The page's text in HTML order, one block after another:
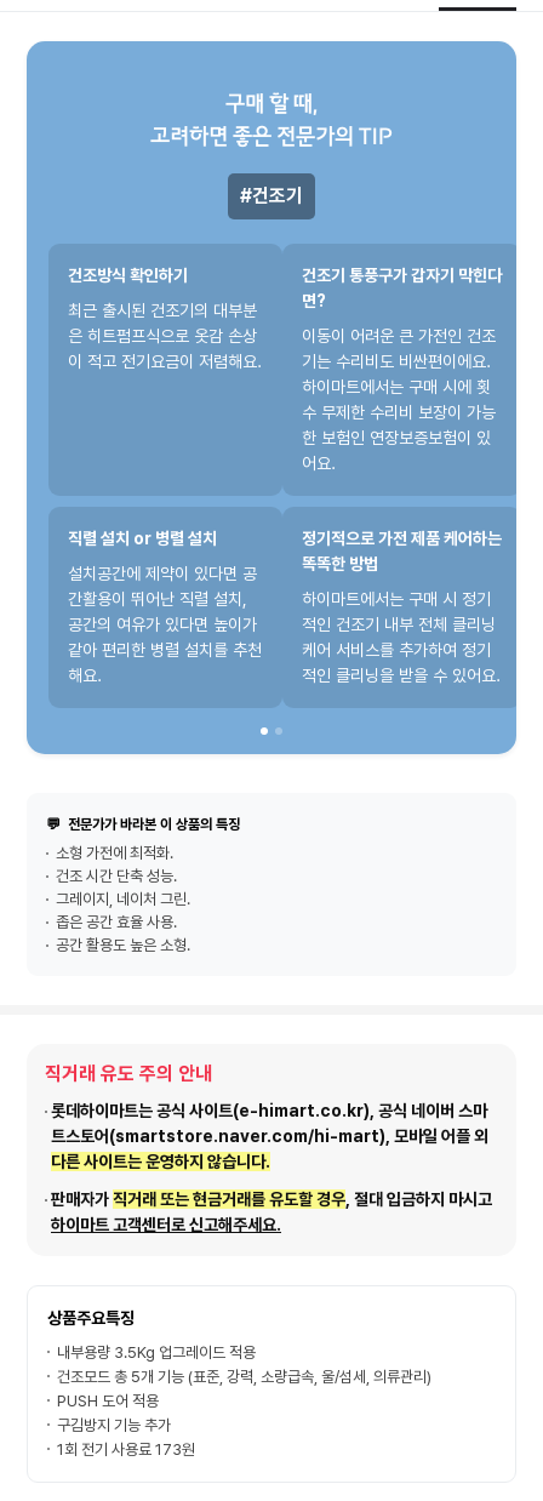
구매 할 때,
고려하면 좋은 전문가의 TIP
건조기
건조방식 확인하기
최근 출시된 건조기의 대부분
은 히트펌프식으로 옷감 손상
이 적고 전기요금이 저렴해요.
직렬 설치 or 병렬 설치
설치공간에 제약이 있다면 공
간활용이 뛰어난 직렬 설치,
공간의 여유가 있다면 높이가
같아 편리한 병렬 설치를 추천
해요.
건조기 통풍구가 갑자기 막힌다
면?
이동이 어려운 큰 가전인 건조
기는 수리비도 비싼편이에요.
하이마트에서는 구매 시에 횟
수 무제한 수리비 보장이 가능
한 보험인 연장보증보험이 있
어요.
정기적으로 가전 제품 케어하는
똑똑한 방법
하이마트에서는 구매 시 정기
적인 건조기 내부 전체 클리닝
케어 서비스를 추가하여 정기
적인 클리닝을 받을 수 있어요.
💬 전문가가 바라본 이 상품의 특징
소형 가전에 최적화.
건조 시간 단축 성능.
그레이지, 네이처 그린.
좁은 공간 효율 사용.
공간 활용도 높은 소형.
직거래 유도 주의 안내
롯데하이마트는 공식 사이트(e-himart.co.kr), 공식 네이버 스마
트스토어(smartstore.naver.com/hi-mart), 모바일 어플 외
다른 사이트는 운영하지 않습니다.
판매자가직거래 또는 현금거래를 유도할 경우 , 절대 입금하지 마시고
하이마트 고객센터로 신고해주세요.
상품주요특징
내부용량 3.5Kg 업그레이드 적용
건조모드 총 5개 기능 (표준, 강력, 소량급속, 울/섬세, 의류관리)
PUSH 도어 적용
구김방지 기능 추가
1회 전기 사용료 173원